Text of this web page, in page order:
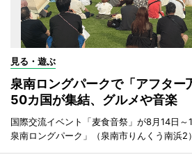
見る・遊ぶ
泉南ロングパークで「アフタ
50カ国が集結、グルメや音楽
国際交流イベント「麦食音祭」が8月14日
泉南ロングパーク」（泉南市りんくう南浜2